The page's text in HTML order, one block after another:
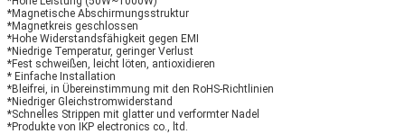
*Magnetische Abschirmungsstruktur
*Magnetkreis geschlossen
*Hohe Widerstandsfähigkeit gegen EMI
*Niedrige Temperatur, geringer Verlust
*Fest schweißen, leicht löten, antioxidieren
* Einfache Installation
*Bleifrei, in Übereinstimmung mit den RoHS-Richtlinien
*Niedriger Gleichstromwiderstand
*Schnelles Strippen mit glatter und verformter Nadel
*Produkte von IKP electronics co., ltd.